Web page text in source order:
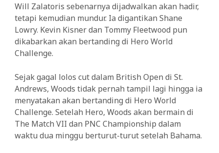
Will Zalatoris sebenarnya dijadwalkan akan hadir,
tetapi kemudian mundur. Ia digantikan Shane
Lowry. Kevin Kisner dan Tommy Fleetwood pun
dikabarkan akan bertanding di Hero World
Challenge.
Sejak gagal lolos cut dalam British Open di St.
Andrews, Woods tidak pernah tampil lagi hingga ia
menyatakan akan bertanding di Hero World
Challenge. Setelah Hero, Woods akan bermain di
The Match VII dan PNC Championship dalam
waktu dua minggu berturut-turut setelah Bahama.